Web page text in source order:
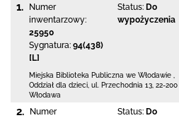
1.
Numer
inwentarzowy:
25950
Sygnatura: 94(438)
[L]
Status: Do
wypożyczenia
Miejska Biblioteka Publiczna we Włodawie
Oddział dla dzieci, ul. Przechodnia 13 22-200
Włodawa
2.
Numer
Status: Do